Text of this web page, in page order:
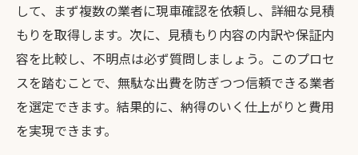
して、まず複数の業者に現車確認を依頼し、詳細な見積
もりを取得します。次に、見積もり内容の内訳や保証内
容を比較し、不明点は必ず質問しましょう。このプロセ
スを踏むことで、無駄な出費を防ぎつつ信頼できる業者
を選定できます。結果的に、納得のいく仕上がりと費用
を実現できます。